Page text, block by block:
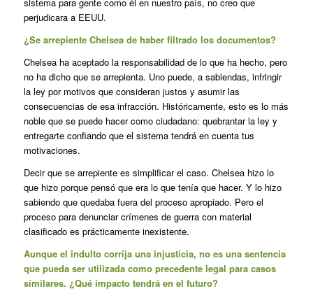
perjudicara a EEUU.
¿Se arrepiente Chelsea de haber filtrado los documentos?
Chelsea ha aceptado la responsabilidad de lo que ha hecho, pero
no ha dicho que se arrepienta. Uno puede, a sabiendas, infringir
la ley por motivos que consideran justos y asumir las
consecuencias de esa infracción. Históricamente, esto es lo más
noble que se puede hacer como ciudadano: quebrantar la ley y
entregarte confiando que el sistema tendrá en cuenta tus
motivaciones.
Decir que se arrepiente es simplificar el caso. Chelsea hizo lo
que hizo porque pensó que era lo que tenía que hacer. Y lo hizo
sabiendo que quedaba fuera del proceso apropiado. Pero el
proceso para denunciar crímenes de guerra con material
clasificado es prácticamente inexistente.
Aunque el indulto corrija una injusticia, no es una sentencia
que pueda ser utilizada como precedente legal para casos
similares. ¿Qué impacto tendrá en el futuro?